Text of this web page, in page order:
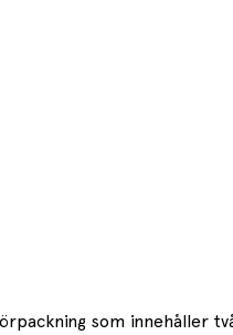
som innehåller